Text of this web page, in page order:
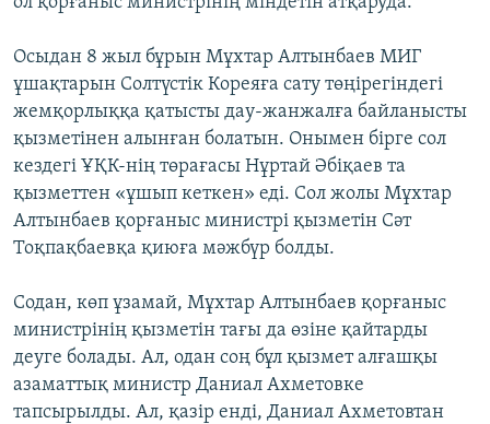
Осыдан 8 жыл бұрын Мұхтар Алтынбаев МИГ
ұшақтарын Солтүстік Кореяға сату төңірегіндегі
жемқорлыққа қатысты дау-жанжалға байланысты
қызметінен алынған болатын. Онымен бірге сол
кездегі ҰҚК-нің төрағасы Нұртай Әбіқаев та
қызметтен «ұшып кеткен» еді. Сол жолы Мұхтар
Алтынбаев қорғаныс министрі қызметін Сәт
Тоқпақбаевқа қиюға мәжбүр болды.
Содан, көп ұзамай, Мұхтар Алтынбаев қорғаныс
министрінің қызметін тағы да өзіне қайтарды
деуге болады. Ал, одан соң бұл қызмет алғашқы
азаматтық министр Даниал Ахметовке
тапсырылды. Ал, қазір енді, Даниал Ахметовтан